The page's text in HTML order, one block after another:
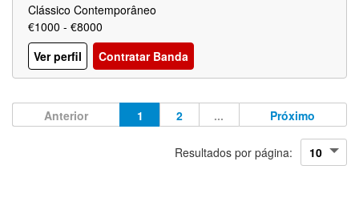
Clássico Contemporâneo
€1000 - €8000
Ver perfil
Contratar Banda
Anterior 1 2 ... Próximo
Resultados por página: